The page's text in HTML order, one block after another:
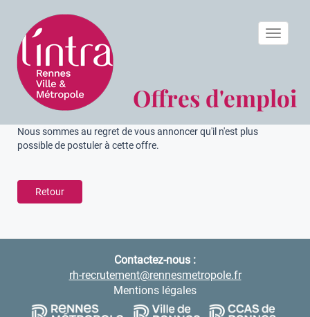
Offres d'emploi
Toggle
Nous sommes au regret de vous annoncer qu'il n'est plus
possible de postuler à cette offre.
Retour
Contactez-nous :
rh-recrutement@rennesmetropole.fr
Mentions légales